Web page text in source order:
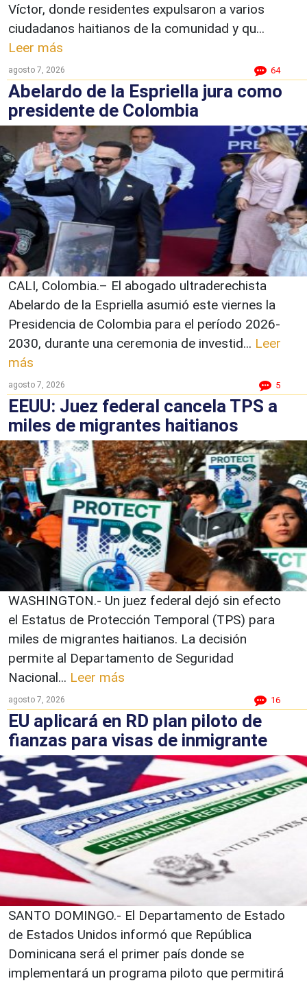
Víctor, donde residentes expulsaron a varios
ciudadanos haitianos de la comunidad y qu...
Leer más
agosto 7, 2026 64
Abelardo de la Espriella jura como
presidente de Colombia
CALI, Colombia.– El abogado ultraderechista
Abelardo de la Espriella asumió este viernes la
Presidencia de Colombia para el período 2026-
2030, durante una ceremonia de investid... Leer
más
agosto 7, 2026 5
EEUU: Juez federal cancela TPS a
miles de migrantes haitianos
WASHINGTON.- Un juez federal dejó sin efecto
el Estatus de Protección Temporal (TPS) para
miles de migrantes haitianos. La decisión
permite al Departamento de Seguridad
Nacional... Leer más
agosto 7, 2026 16
EU aplicará en RD plan piloto de
fianzas para visas de inmigrante
SANTO DOMINGO.- El Departamento de Estado
de Estados Unidos informó que República
Dominicana será el primer país donde se
implementará un programa piloto que permitirá